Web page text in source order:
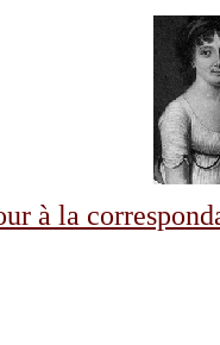
à la